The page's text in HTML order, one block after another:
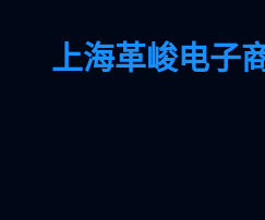
上海革峻电子